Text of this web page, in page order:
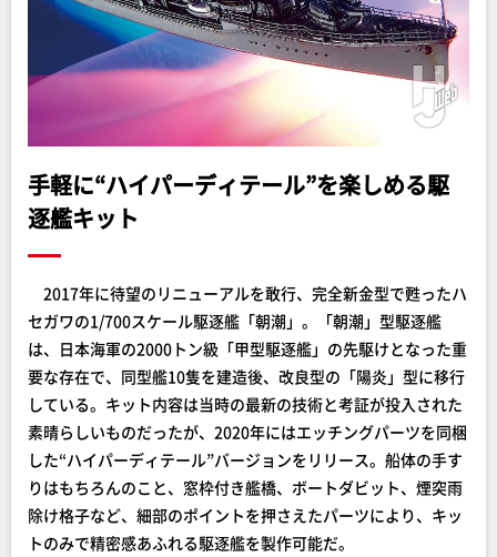
手軽に“ハイパーディテール”を楽しめる駆
逐艦キット
2017年に待望のリニューアルを敢行、完全新金型で甦ったハ
セガワの1/700スケール駆逐艦「朝潮」。「朝潮」型駆逐艦
は、日本海軍の2000トン級「甲型駆逐艦」の先駆けとなった重
要な存在で、同型艦10隻を建造後、改良型の「陽炎」型に移行
している。キット内容は当時の最新の技術と考証が投入された
素晴らしいものだったが、2020年にはエッチングパーツを同梱
した“ハイパーディテール”バージョンをリリース。船体の手す
りはもちろんのこと、窓枠付き艦橋、ボートダビット、煙突雨
除け格子など、細部のポイントを押さえたパーツにより、キッ
トのみで精密感あふれる駆逐艦を製作可能だ。